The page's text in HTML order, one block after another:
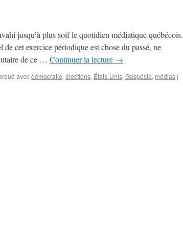
jusqu’à plus soif le quotidien médiatique québécois.
cet exercice périodique est chose du passé, ne
de ce … Continuer la lecture →
avecdémocratie, élections, États-Unis, Gaspésie, médias |